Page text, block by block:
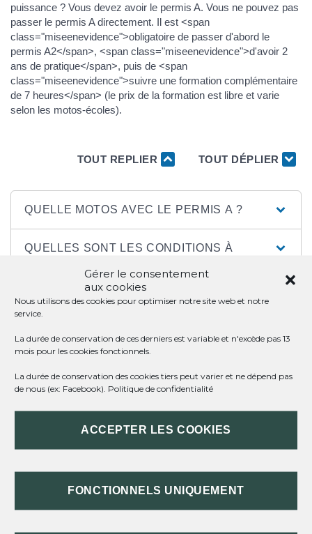
Gérer le consentement
aux cookies
Nous utilisons des cookies pour optimiser notre site web et notre
service.
La durée de conservation de ces derniers est variable et n'excède pas 13
mois pour les cookies fonctionnels.
La durée de conservation des cookies tiers peut varier et ne dépend pas
de nous (ex: Facebook). Politique de confidentialité
ACCEPTER LES COOKIES
FONCTIONNELS UNIQUEMENT
puissance ? Vous devez avoir le permis A. Vous ne pouvez pas
passer le permis A directement. Il est <span
class="miseenevidence">obligatoire de passer d'abord le
permis A2</span>, <span class="miseenevidence">d'avoir 2
ans de pratique</span>, puis de <span
class="miseenevidence">suivre une formation complémentaire
de 7 heures</span> (le prix de la formation est libre et varie
selon les motos-écoles).
TOUT REPLIER TOUT DÉPLIER
QUELLE MOTOS AVEC LE PERMIS A ?
QUELLES SONT LES CONDITIONS À
COMMENT FAIRE LA DEMANDE ?
QUEL EST LE PRIX ?
QUELLE EST DURÉE DE VALIDITÉ DU
PERMIS ?
TEXTES DE RÉFÉRENCE